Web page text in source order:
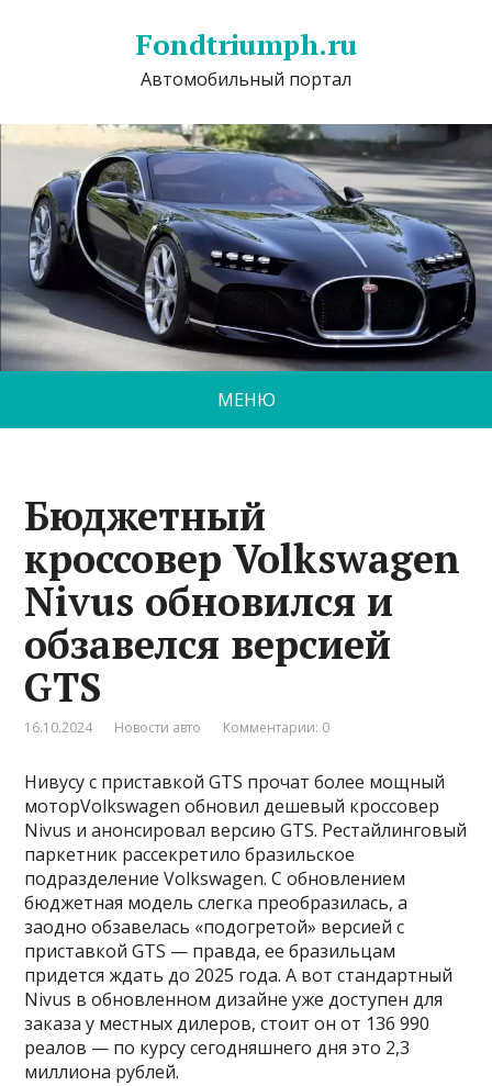
Fondtriumph.ru
Автомобильный портал
МЕНЮ
Бюджетный
кроссовер Volkswagen
Nivus обновился и
обзавелся версией
GTS
16.10.2024 Новости авто Комментарии: 0
Нивусу с приставкой GTS прочат более мощный
моторVolkswagen обновил дешевый кроссовер
Nivus и анонсировал версию GTS. Рестайлинговый
паркетник рассекретило бразильское
подразделение Volkswagen. С обновлением
бюджетная модель слегка преобразилась, а
заодно обзавелась «подогретой» версией с
приставкой GTS — правда, ее бразильцам
придется ждать до 2025 года. А вот стандартный
Nivus в обновленном дизайне уже доступен для
заказа у местных дилеров, стоит он от 136 990
реалов — по курсу сегодняшнего дня это 2,3
миллиона рублей.